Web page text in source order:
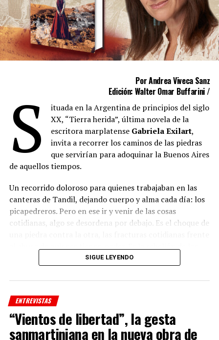
Por Andrea Viveca Sanz
Edición: Walter Omar Buffarini /
S
ituada en la Argentina de principios del siglo
XX, “Tierra herida”, última novela de la
escritora marplatense Gabriela Exilart,
invita a recorrer los caminos de las piedras
que servirían para adoquinar la Buenos Aires
de aquellos tiempos.
Un recorrido doloroso para quienes trabajaban en las
canteras de Tandil, dejando cuerpo y alma cada día: los
picapedreros. Pero en ese ir y venir de las cosas
cotidianas, algo se desordena por debajo. Es el choque de
que tienen hambre y buscan justicia. A pesar de todo, en
turbulencias también crece el amor.
SIGUE LEYENDO
ENTREVISTAS
“Vientos de libertad”, la gesta
sanmartiniana en la nueva obra de